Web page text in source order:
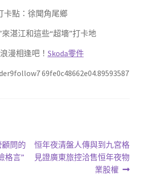
卡點：徐聞角尾鄉
來湛江和這些“超墻”打卡地
漫相逢吧！ Skoda零件
69fe0c48662e04.89593587
顧問的
格言”
下
一
恒年夜清盤人傳與到九宮格
見證廣東旅控洽售恒年夜物
業股權